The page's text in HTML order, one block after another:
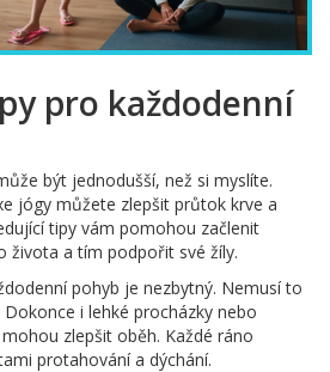
pro každodenní
být jednodušší, než si myslíte.
jógy můžete zlepšit průtok krve a
tipy vám pomohou začlenit
života a tím podpořit své žíly.
pohyb je nezbytný. Nemusí to
i lehké procházky nebo
zlepšit oběh. Každé ráno
protahování a dýchání.